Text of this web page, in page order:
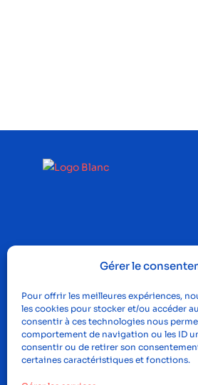
Gérer le
Pour offrir les meilleures expériences,
les cookies pour stocker et/ou accéder
consentir à ces technologies nous
comportement de navigation ou les ID
consentir ou de retirer son
certaines caractéristiques et fonctions.